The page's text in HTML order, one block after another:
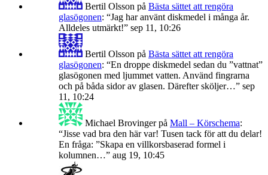
Bertil Olsson på Bästa sättet att rengöra
glasögonen: “Jag har använt diskmedel i många år.
Alldeles utmärkt!” sep 11, 10:26
Bertil Olsson på Bästa sättet att rengöra
glasögonen: “En droppe diskmedel sedan du ”vattnat”
glasögonen med ljummet vatten. Använd fingrarna
och på båda sidor av glasen. Därefter sköljer…” sep
11, 10:24
Michael Brovingerpå Mall – Körschema:
“Jisse vad bra den här var! Tusen tack för att du delar!
En fråga: ”Skapa en villkorsbaserad formel i
kolumnen…” aug 19, 10:45